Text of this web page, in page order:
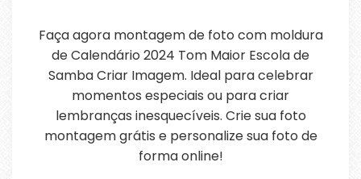
Faça agora montagem de foto com moldura
de Calendário 2024 Tom Maior Escola de
Samba Criar Imagem. Ideal para celebrar
momentos especiais ou para criar
lembranças inesquecíveis. Crie sua foto
montagem grátis e personalize sua foto de
forma online!